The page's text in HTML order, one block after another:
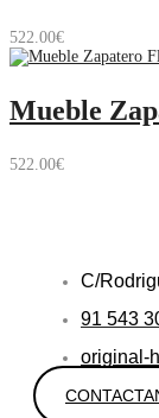
522.00€
Mueble
522.00€
C/
91 543
original-